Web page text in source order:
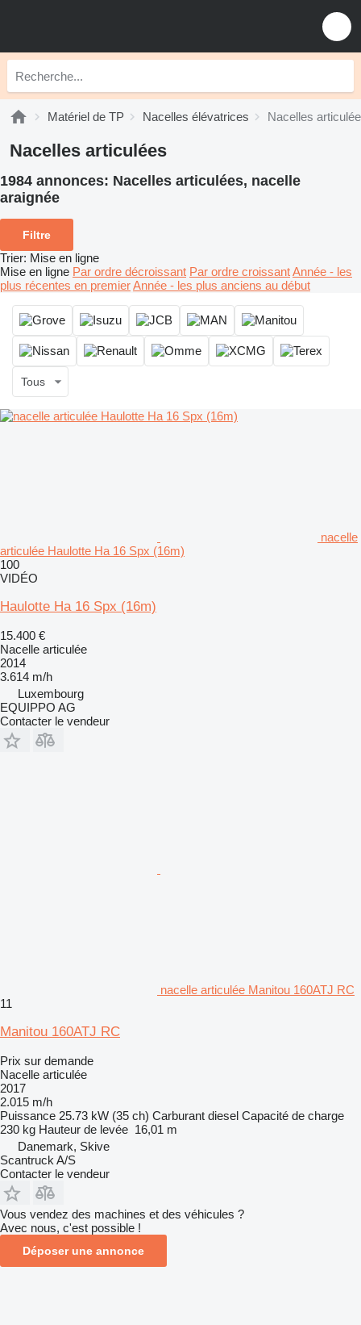
Matériel de TP Nacelles élévatrices Nacelles
Nacelles articulées
1984 annonces: Nacelles articulées, nacelle
araignée
Filtre
Trier: Mise en ligne
Mise en ligne Par ordre décroissant Par ordre croissantAnnée - les
plus récentes en premierAnnée - les plus anciens au début
Tous
nacelle
articulée Haulotte Ha 16 Spx (16m)
100
VIDÉO
Haulotte Ha 16 Spx (16m)
15.400 €
Nacelle articulée
2014
3.614 m/h
Luxembourg
EQUIPPO AG
Contacter le vendeur
nacelle articulée Manitou 160ATJ RC
11
Manitou 160ATJ RC
Prix sur demande
Nacelle articulée
2017
2.015 m/h
Puissance 25.73 kW (35 ch) Carburant diesel Capacité de charge
230 kg Hauteur de levée 16,01 m
Danemark, Skive
Scantruck A/S
Contacter le vendeur
Vous vendez des machines et des véhicules ?
Avec nous, c'est possible !
Déposer une annonce